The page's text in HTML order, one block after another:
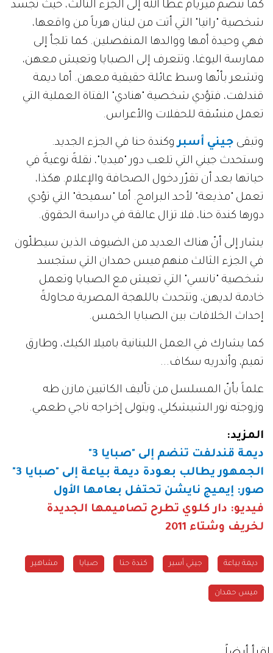
كما تنضم ميريام عطا الله إلى الجزء الثالث، حيث تجسد
شخصية "رانيا" التي أتت من لبنان هرباً من واقعها،
فهي وحيدة أمها ووالدها المنفصلين. كما تلجأ إلى
ممارسة اليوغا، وتتعرف إلى الصبايا وتعيش معهن،
وتشعر بأنّها وسط عائلة حقيقية معهن. أما ديمة
قندلفت، فتؤدي شخصية "هنادي" الفتاة العملية التي
تعمل منسّقة للحفلات والأعراس.
وتبقى جيني أسبروكندة حنا في الجزء الجديد.
وستحدث جيني التي تلعب دور "ميديا"، نقلةً نوعيةً في
حياتها بعد أن تقرّر دخول الصحافة والإعلام. هكذا،
تعمل "مذيعة" لأحد البرامج. أما "سميحة" التي تؤدي
دورها كندة حنا، فلا تزال عالقة في دراسة الحقوق.
يشار إلى أنّ هناك العديد من الضيوف الذين سيطلّون
في الجزء الثالث منهم ميس حمدان التي ستجسد
شخصية "نانسي" التي تعيش مع الصبايا وتعمل
خادمة لديهن، وتتحدث باللهجة المصرية محاولةً
إحداث الخلافات بين الصبايا الخمس.
كما يشارك في العمل اللبنانية باميلا الكيك، وطارق
تميم، وأندريه سكاف...
علماً بأنّ المسلسل من تأليف الكاتبين مازن طه
وزوجته نور الشيشكلي، ويتولى إخراجه ناجي طعمي.
المزيد:
ديمة قندلفت تنضم إلى "صبايا 3"
الجمهور يطالب بعودة ديمة بياعة إلى "صبايا 3"
صور: إيميج نايشن تحتفل بعامها الأول
فيديو: دار كلوي تطرح تصاميمها الجديدة
لخريف وشتاء 2011
ديمة بياعة جيني أسبر كندة حنا صبايا مشاهير
ميس حمدان